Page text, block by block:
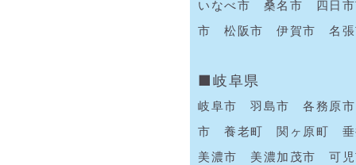
いなべ市 桑名市 四日
市 松阪市 伊賀市 名張
■岐阜県
岐阜市 羽島市 各務原
市 養老町 関ヶ原町
美濃市 美濃加茂市 可